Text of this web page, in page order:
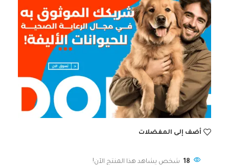
أضف إلى المفضلات
18 شخص يشاهد هذا المنتج الآن!